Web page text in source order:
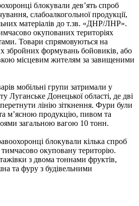
блокували дев’ять спроб
слабоалкогольної продукції,
матеріалів до т.зв. «ДНР/ЛНР».
окупованих територіях
Товари спрямовуються на
збройних формувань бойовиків, або
місцевим жителям за завищеними
мобільні групи затримали у
Луганське Донецької області, де дві
лінію зіткнення. Фури були
м’ясною продукцію, пивом та
загальною вагою 10 тонн.
блокували кілька спроб
окуповану територію.
з двома тоннами фруктів,
та фуру з будівельними